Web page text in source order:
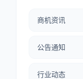
商机资讯
公告通知
行业动态